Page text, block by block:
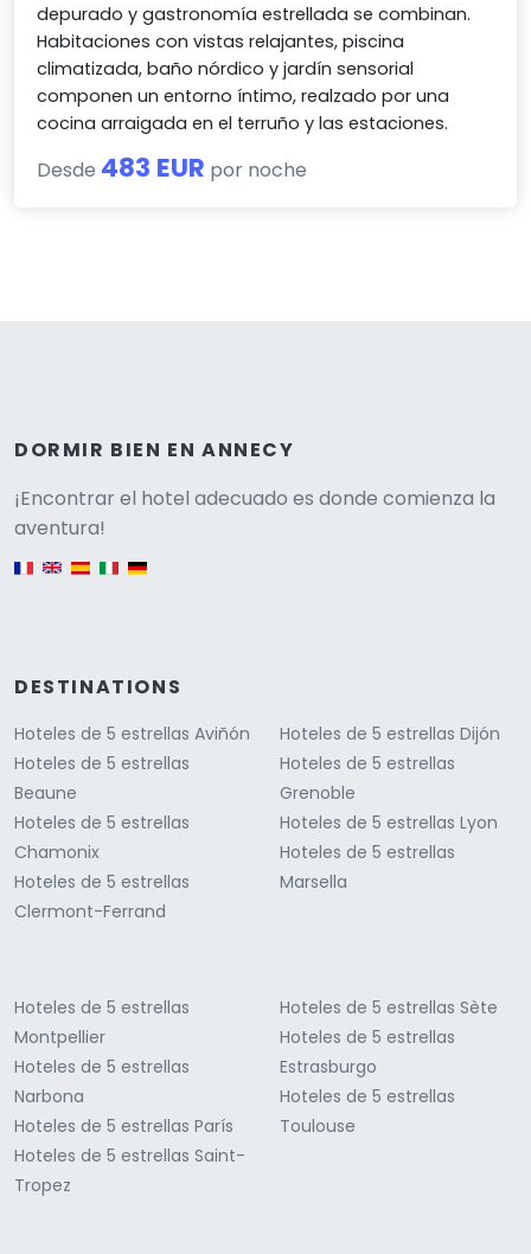
depurado y gastronomía estrellada se combinan.
Habitaciones con vistas relajantes, piscina
climatizada, baño nórdico y jardín sensorial
componen un entorno íntimo, realzado por una
cocina arraigada en el terruño y las estaciones.
Desde 483 EUR por noche
DORMIR BIEN EN ANNECY
¡Encontrar el hotel adecuado es donde comienza la
aventura!
DESTINATIONS
Hoteles de 5 estrellas Aviñón
Hoteles de 5 estrellas
Beaune
Hoteles de 5 estrellas
Chamonix
Hoteles de 5 estrellas
Clermont-Ferrand
Hoteles de 5 estrellas Dijón
Hoteles de 5 estrellas
Grenoble
Hoteles de 5 estrellas Lyon
Hoteles de 5 estrellas
Marsella
Hoteles de 5 estrellas
Montpellier
Hoteles de 5 estrellas
Narbona
Hoteles de 5 estrellas París
Hoteles de 5 estrellas Saint-
Tropez
Hoteles de 5 estrellas Sète
Hoteles de 5 estrellas
Estrasburgo
Hoteles de 5 estrellas
Toulouse